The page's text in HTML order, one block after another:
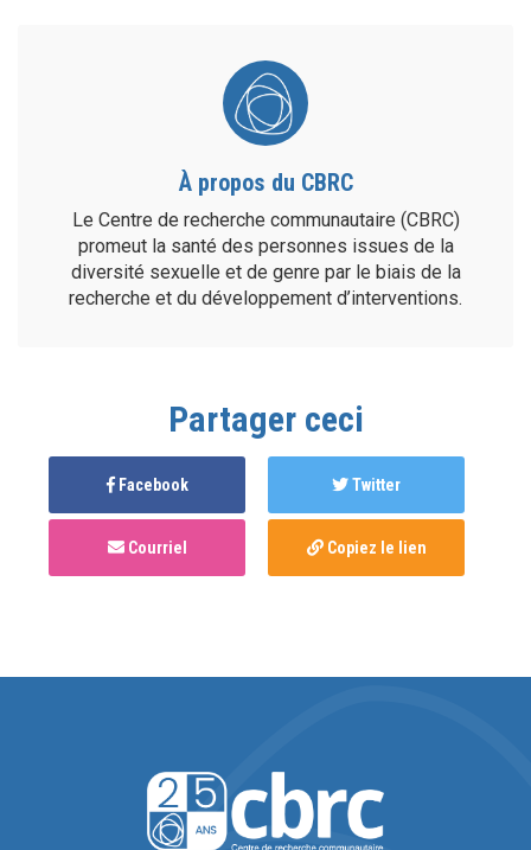
À propos du CBRC
Le Centre de recherche communautaire (CBRC)
promeut la santé des personnes issues de la
diversité sexuelle et de genre par le biais de la
recherche et du développement d’interventions.
Partager ceci
Facebook Twitter
Courriel Copiez le lien